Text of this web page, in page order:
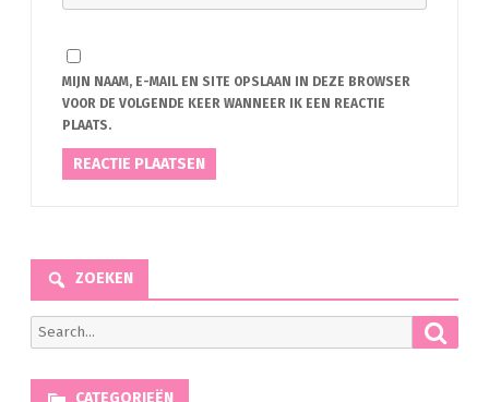
MIJN NAAM, E-MAIL EN SITE OPSLAAN IN DEZE BROWSER
VOOR DE VOLGENDE KEER WANNEER IK EEN REACTIE
PLAATS.
ZOEKEN
Search
for: